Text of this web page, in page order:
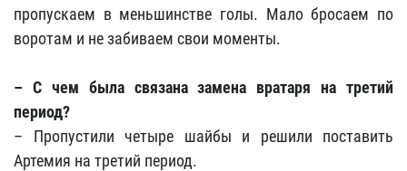
пропускаем в меньшинстве голы. Мало бросаем по
воротам и не забиваем свои моменты.
– С чем была связана замена вратаря на третий
период?
– Пропустили четыре шайбы и решили поставить
Артемия на третий период.